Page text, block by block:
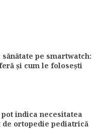
pe smartwatch:
și cum le folosești
pot indica necesitatea
de ortopedie pediatrică